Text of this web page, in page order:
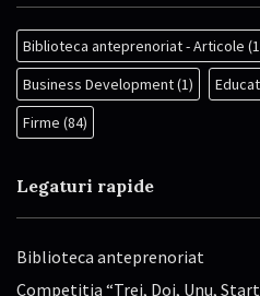
Biblioteca anteprenoriat - Articole
Business Development(1)
Firme (84)
Legaturi rapide
Biblioteca anteprenoriat
Competitia “Trei, Doi, Unu, Start